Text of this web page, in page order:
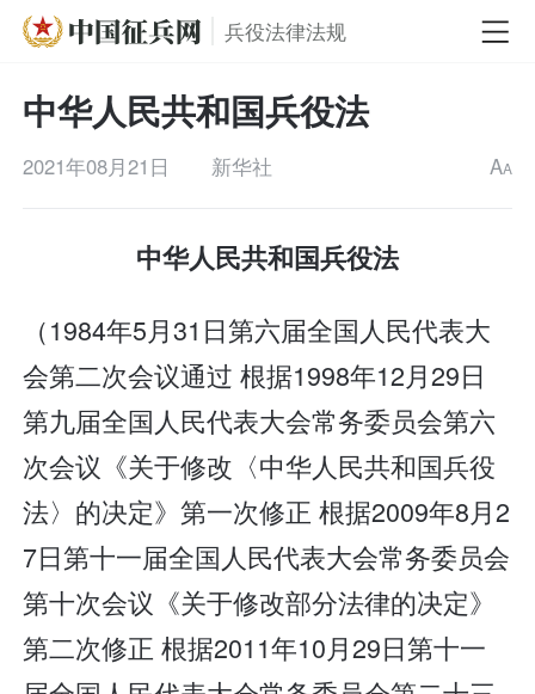
兵役法律法规
中华人民共和国兵役法
2021年08月21日 新华社 AA
中华人民共和国兵役法
（1984年5月31日第六届全国人民代表大
会第二次会议通过 根据1998年12月29日
第九届全国人民代表大会常务委员会第六
次会议《关于修改〈中华人民共和国兵役
法〉的决定》第一次修正 根据2009年8月2
7日第十一届全国人民代表大会常务委员会
第十次会议《关于修改部分法律的决定》
第二次修正 根据2011年10月29日第十一